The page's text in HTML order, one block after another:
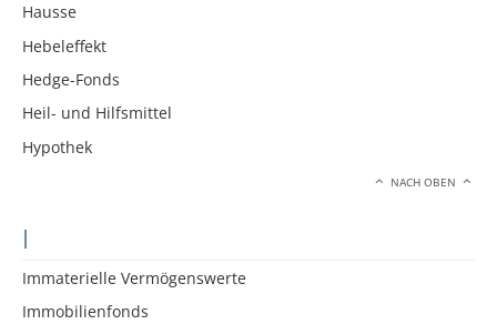
Hausse
Hebeleffekt
Hedge-Fonds
Heil- und Hilfsmittel
Hypothek
NACH OBEN
I
Immaterielle Vermögenswerte
Immobilienfonds